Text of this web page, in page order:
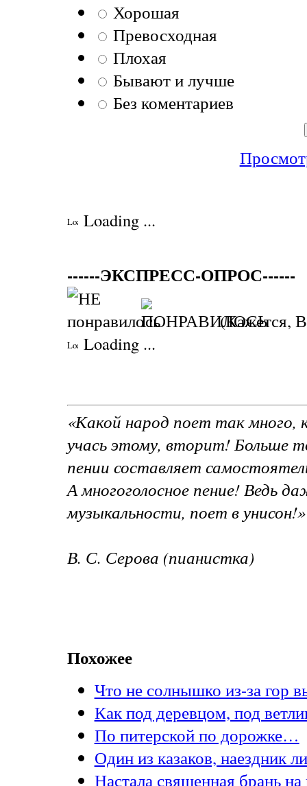
Хорошая
Превосходная
Плохая
Бывают и лучше
Без коментариев
Loading ...
------ЭКСПРЕСС-ОПРОС------
(Кажется,
Loading ...
«Какой народ поет так много,
учась этому, вторит! Больше
пении составляет
А многоголосное пение! Ведь
музыкальности, поет в унисон!»
В. С. Серова (пианистка)
Похожее
Что не солнышко из-за гор
Как под деревцом, под
По питерской по дорожке…
Один из казаков, наездник
Настала священная брань